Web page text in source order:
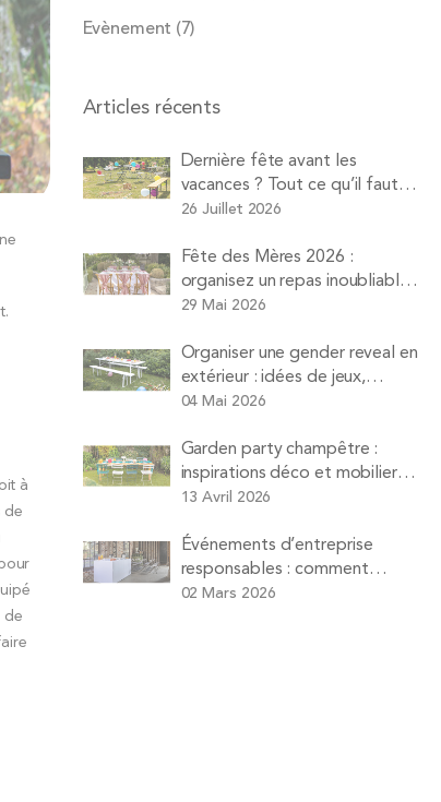
à
de
de
Evènement (7)
Articles récents
Dernière fête avant les
vacances ? Tout ce qu’il faut
louer pour une soirée d’été
26 Juillet 2026
Fête des Mères 2026 :
organisez un repas inoubliable à
la maison sans vous ruiner ni
29 Mai 2026
Organiser une gender reveal en
extérieur : idées de jeux,
animations et matériel à louer
04 Mai 2026
Garden party champêtre :
inspirations déco et mobilier
pour un déjeuner sur l’herbe
13 Avril 2026
Événements d’entreprise
responsables : comment
organiser réunions et séminaires
02 Mars 2026